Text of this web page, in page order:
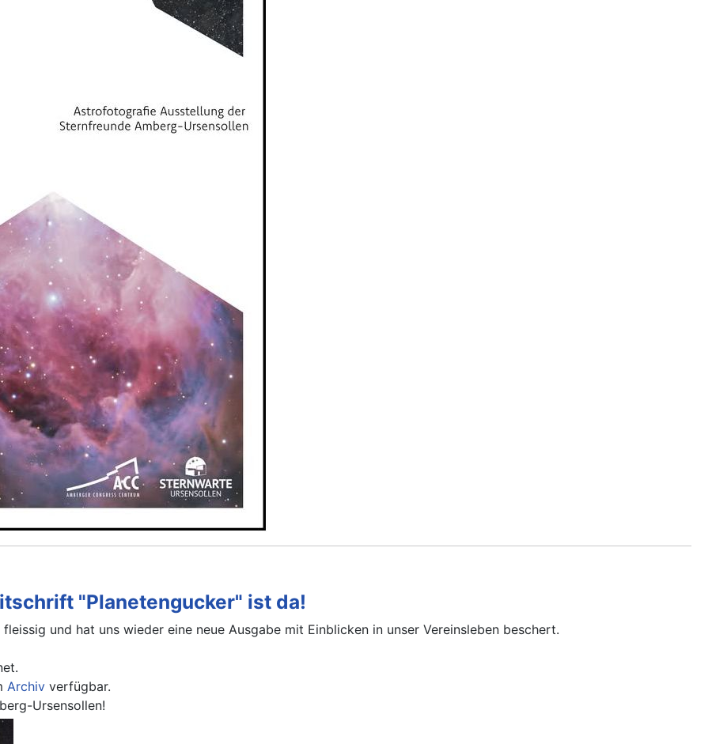
"Planetengucker" ist da!
und hat uns wieder eine neue Ausgabe mit Einblicken in unser Vereinsleben beschert.
Archiv verfügbar.
Ursensollen!